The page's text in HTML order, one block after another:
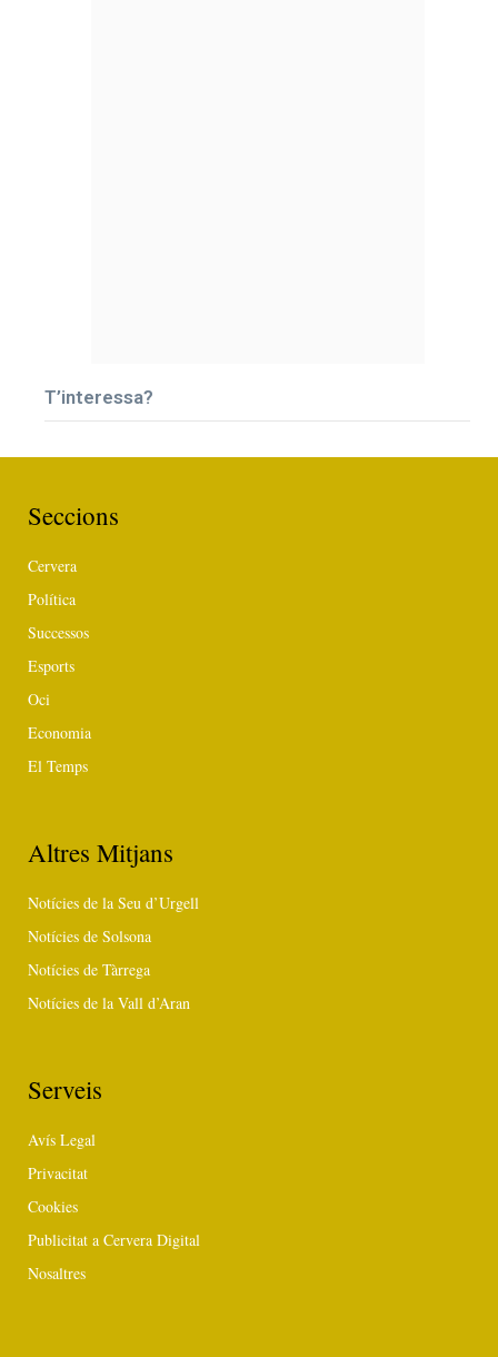
T’interessa?
Seccions
Cervera
Política
Successos
Esports
Oci
Economia
El Temps
Altres Mitjans
Notícies de la Seu d’Urgell
Notícies de Solsona
Notícies de Tàrrega
Notícies de la Vall d’Aran
Serveis
Avís Legal
Privacitat
Cookies
Publicitat a Cervera Digital
Nosaltres